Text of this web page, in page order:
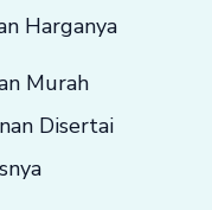
Harganya
Murah
Disertai